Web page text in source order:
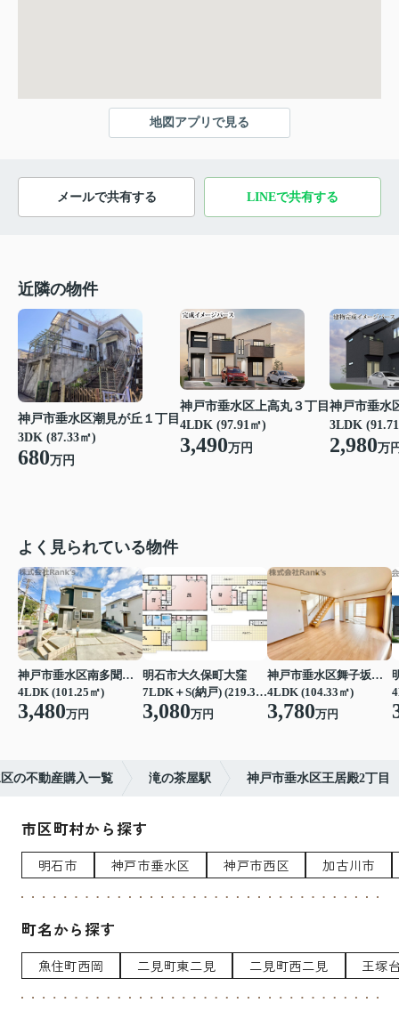
地図アプリで見る
メールで共有する LINEで共有する
近隣の物件
神戸市垂水区潮見が丘１丁目
3DK (87.33㎡)
680万円
神戸市垂水区上高丸３丁目
4LDK (97.91㎡)
3,490万円
神戸市垂水
3LDK
2,980万
よく見られている物件
神戸市垂水区南多聞台４丁目
4LDK (101.25㎡)
3,480万円
明石市大久保町大窪
7LDK＋S(納戸) (219.39㎡)
3,080万円
神戸市垂水区舞子坂３丁目
4LDK (104.33㎡)
3,780万円
の不動産購入一覧 滝の茶屋駅 神戸市垂水区王居殿2丁目
市区町村から探す
明石市 神戸市垂水区 神戸市西区 加古川市
町名から探す
魚住町西岡 二見町東二見 二見町西二見 王塚